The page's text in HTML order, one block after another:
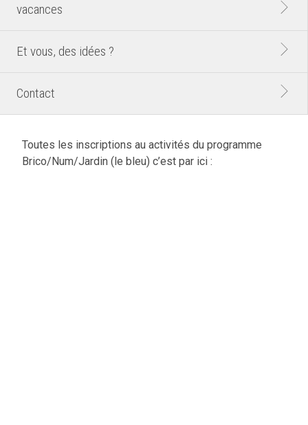
vacances
Et vous, des idées ?
Contact
Toutes les inscriptions au activités du programme
Brico/Num/Jardin (le bleu) c’est par ici :